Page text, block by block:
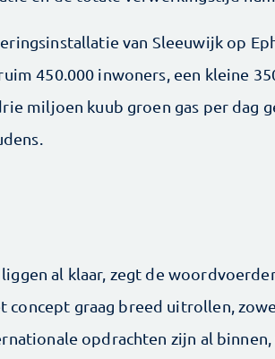
van Sleeuwijk op
450.000 inwoners, een kleine
miljoen kuub groen gas per dag
al klaar, zegt de
concept graag breed uitrollen,
opdrachten zijn al